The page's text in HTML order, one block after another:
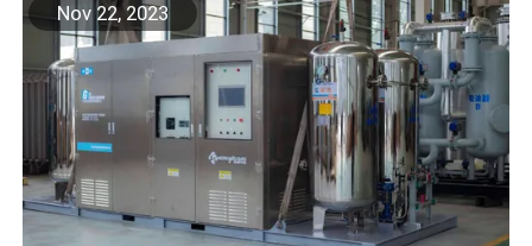
Nov 22, 2023